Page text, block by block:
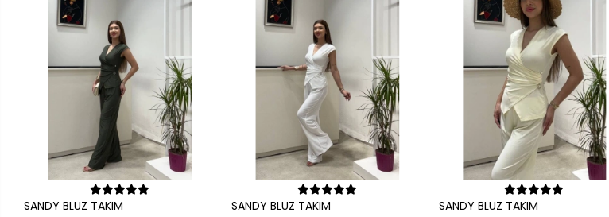
Sepete Ekle
SANDY BLUZ TAKIM Sepete Ekle
SANDY BLUZ TAKIM Sepete Ekle
SANDY BLUZ TAKIM